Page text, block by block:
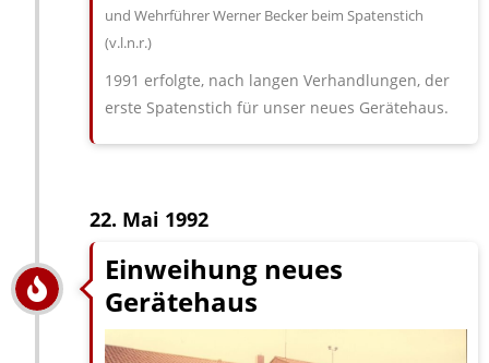
und Wehrführer Werner Becker beim Spatenstich
(v.l.n.r.)
1991 erfolgte, nach langen Verhandlungen, der
erste Spatenstich für unser neues Gerätehaus.
22. Mai 1992
Einweihung neues
Gerätehaus